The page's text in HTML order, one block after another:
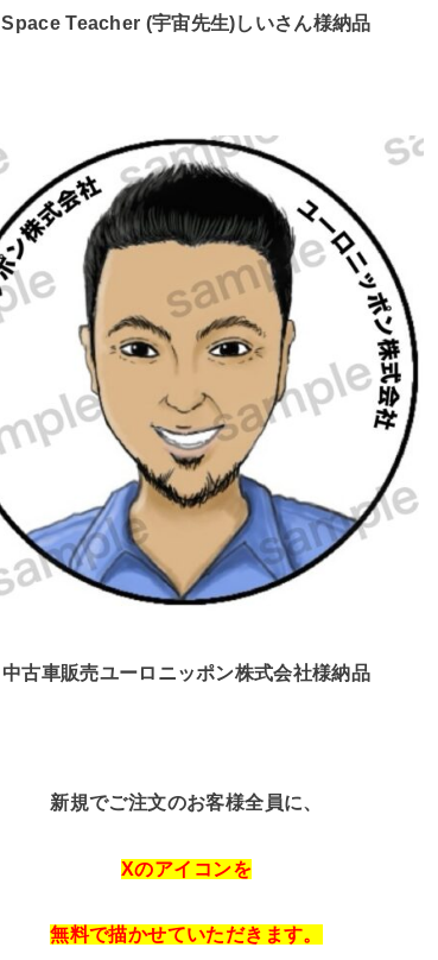
Space Teacher (宇宙先生)しいさん様納品
中古車販売ユーロニッポン株式会社様納品
新規でご注文のお客様全員に、
Xのアイコンを
無料で描かせていただきます。